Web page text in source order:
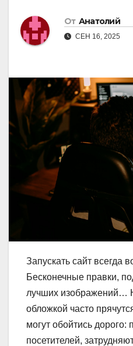
От Анатолий
СЕН 16, 2025
Запускать сайт всегда
Бесконечные правки,
лучших изображений…
обложкой часто
могут обойтись дорого:
посетителей,